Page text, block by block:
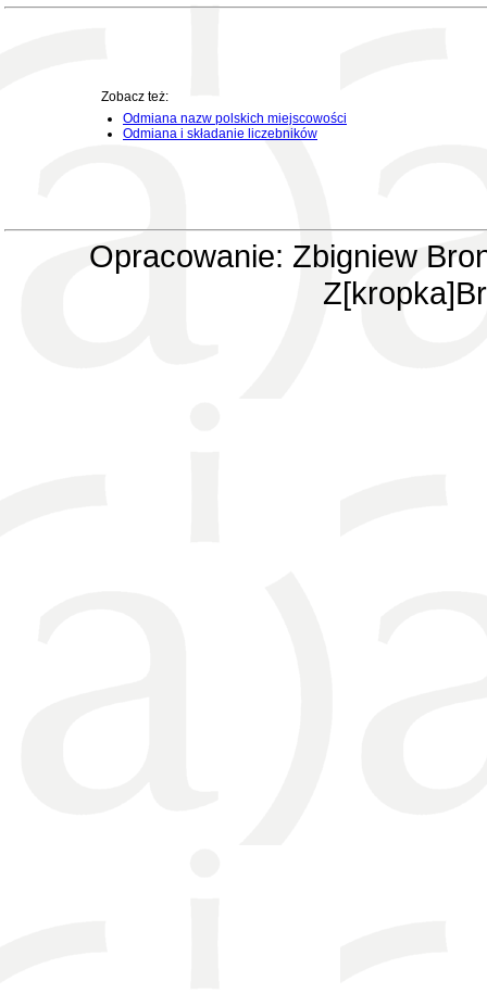
Zobacz też:
Odmiana nazw polskich miejscowości
Odmiana i składanie liczebników
Opracowanie: Zbigniew